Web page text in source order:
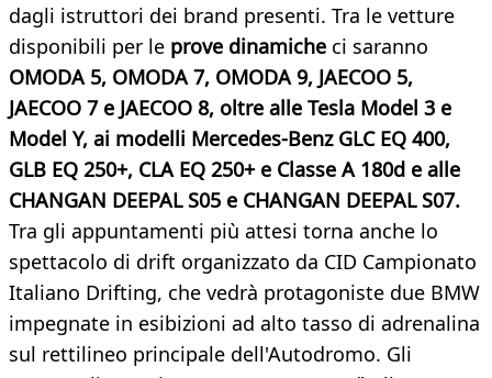
dagli istruttori dei brand presenti. Tra le vetture
disponibili per le prove dinamiche ci saranno
OMODA 5, OMODA 7, OMODA 9, JAECOO 5,
JAECOO 7 e JAECOO 8, oltre alle Tesla Model 3 e
Model Y, ai modelli Mercedes-Benz GLC EQ 400,
GLB EQ 250+, CLA EQ 250+ e Classe A 180d e alle
CHANGAN DEEPAL S05 e CHANGAN DEEPAL S07.
Tra gli appuntamenti più attesi torna anche lo
spettacolo di drift organizzato da CID Campionato
Italiano Drifting, che vedrà protagoniste due BMW
impegnate in esibizioni ad alto tasso di adrenalina
sul rettilineo principale dell'Autodromo. Gli